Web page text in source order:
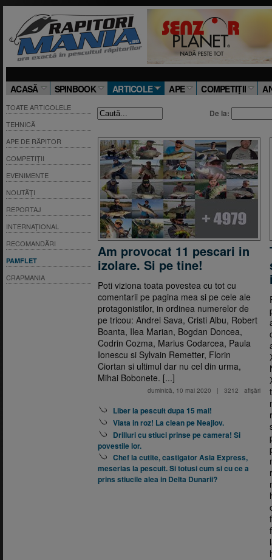
ACASĂ SPINBOOK ARTICOLE APE COMPETIŢII
TOATE ARTICOLELE
TEHNICĂ
APE DE RĂPITOR
COMPETIȚII
EVENIMENTE
NOUTĂȚI
REPORTAJ
INTERNAȚIONAL
RECOMANDĂRI
PAMFLET
CRAPMANIA
De la:
Am provocat 11 pescari in
izolare. Si pe tine!
Poti viziona toata povestea cu tot cu
comentarii pe pagina mea si pe cele ale
protagonistilor, in ordinea numerelor de
pe tricou: Andrei Sava, Cristi Albu, Robert
Boanta, Ilea Marian, Bogdan Doncea,
Codrin Cozma, Marius Codarcea, Paula
Ionescu si Sylvain Remetter, Florin
Ciortan si ultimul dar nu cel din urma,
Mihai Bobonete. [...]
duminică, 10 mai 2020 | 3212 afişări
Liber la pescuit dupa 15 mai!
Viata in roz! La clean pe Neajlov.
Drilluri cu stiuci prinse pe camera! Si
povestile lor.
Chef la cutite, castigator Asia Express,
meserias la pescuit. Si totusi cum si cu ce a
prins stiucile alea in Delta Dunarii?